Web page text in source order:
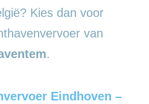
Kies dan voor
van
.
Eindhoven –